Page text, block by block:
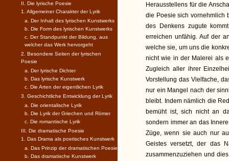
Herausstellens für die
die Poesie sich vornehmlich
des Denkens zugute
erreichen unfähig. Auf der
welche sie, um uns die
nicht wie in der Malerei als
Zugleich aller ihrer
Vorstellung das Vielfache,
nur ein Mangel nach der
bleibt. Indem nämlich die
bemüht ist, sich nicht an
sondern immer an das
Züge, wenn sie auch nur
Geistes versetzt, der das
zusammenzuziehen und
II. Die lyrische Poesie
1. Allgemeiner Charakter der Lyrik
a. Der Inhalt des lyrischen Kunstwerks
b. Die Form des lyrischen Kunstwerks
c. Der Standpunkt der Bildung, aus
welcher das Werk hervorgeht
2. Besondere Seiten der lyrischen
Poesie
a. Der lyrische Dichter
b. Das lyrische Kunstwerk
c. Die Arten der eigentlichen Lyrik
3. Geschichtliche Entwicklung der Lyrik
a. Die orientalische Lyrik
b. Die Lyrik der Griechen und Römer
c. Die romantische Lyrik
III. Die dramatische Poesie
1. Das Drama als poetisches Kunstwerk
a. Das Prinzip der dramatischen Poesie
b. Das dramatische Kunstwerk